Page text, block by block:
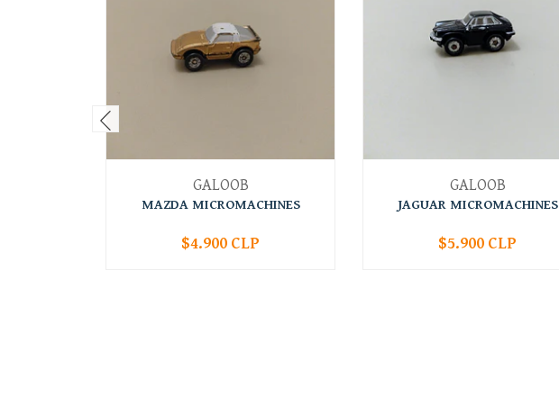
GALOOB
MAZDA MICROMACHINES
+
$4.900 CLP
GALOOB
JAGUAR MICROMACHINES
+
$5.900 CLP